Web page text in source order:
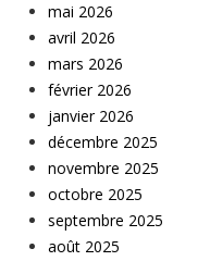
mai 2026
avril 2026
mars 2026
février 2026
janvier 2026
décembre 2025
novembre 2025
octobre 2025
septembre 2025
août 2025